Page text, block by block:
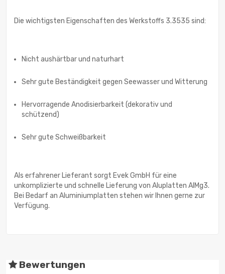
Die wichtigsten Eigenschaften des Werkstoffs 3.3535 sind:
Nicht aushärtbar und naturhart
Sehr gute Beständigkeit gegen Seewasser und Witterung
Hervorragende Anodisierbarkeit (dekorativ und
schützend)
Sehr gute Schweißbarkeit
Als erfahrener Lieferant sorgt Evek GmbH für eine
unkomplizierte und schnelle Lieferung von Aluplatten AlMg3.
Bei Bedarf an Aluminiumplatten stehen wir Ihnen gerne zur
Verfügung.
Bewertungen